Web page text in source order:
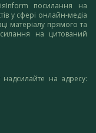
посилання на
у сфері онлайн-медіа
матеріалу прямого та
на цитований
на адресу: